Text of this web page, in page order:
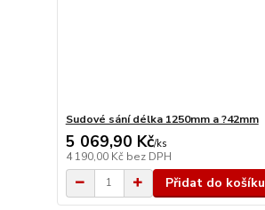
Sudové sání délka 1250mm a ?42mm
5 069,90 Kč/ks
4 190,00 Kč bez DPH
Přidat do košíku